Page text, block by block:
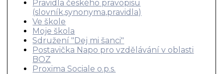
Pravidla českého pravopisu
(slovník,synonyma,pravidla)
Ve škole
Moje škola
Sdružení "Dej mi šanci"
Postavička Napo pro vzdělávání v oblasti
BOZ
Proxima Sociale o.p.s.